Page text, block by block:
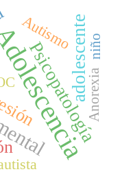
Psicopatología
adolescente
Autismo
Anorexia
niño